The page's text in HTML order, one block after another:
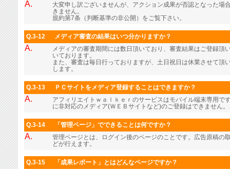
A.
大変申し訳ございませんが、アクション成果が否認となった場
きません。
規約第7条（判断基準の非公開）をご覧下さい。
Q.3-12 メディア審査の結果はいつ分かりますか？
A.
メディアの審査期間には数日頂いており、審査結果はご登録頂
いております。
また、審査は毎日行っておりますが、土日祝日は休業させて頂
します。
Q.3-13 ＰＣサイトをメディア登録することはできますか？
A.
アフィリエイトｗａｌｋｅｒのサービスはモバイル端末専用で
に非対応のメディア(ＷＥＢサイトなど)のご登録はできません
Q.3-14 「管理ページ」でできることは何ですか？
A.
管理ページとは、ログイン後のページのことです。広告原稿の
どが行えます。
Q.3-15 「成果レポート」とはどんなページですか？